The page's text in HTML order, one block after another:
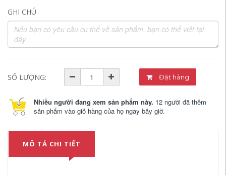
GHI CHÚ
SỐ LƯỢNG: Đặt hàng
Nhiều người đang xem sản phẩm này. 12 người đã thêm
sản phẩm vào giỏ hàng của họ ngay bây giờ.
MÔ TẢ CHI TIẾT